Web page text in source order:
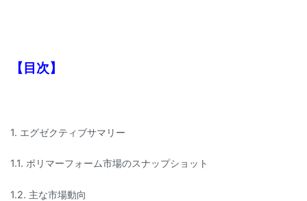
【目次】
1. エグゼクティブサマリー
1.1. ポリマーフォーム市場のスナップショット
1.2. 主な市場動向